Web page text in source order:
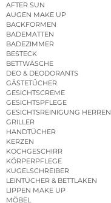
AFTER SUN
AUGEN MAKE UP
BACKFORMEN
BADEMATTEN
BADEZIMMER
BESTECK
BETTWÄSCHE
DEO & DEODORANTS
GÄSTETÜCHER
GESICHTSCREME
GESICHTSPFLEGE
GESICHTSREINIGUNG HERREN
GRILLER
HANDTÜCHER
KERZEN
KOCHGESCHIRR
KÖRPERPFLEGE
KUGELSCHREIBER
LEINTÜCHER & BETTLAKEN
LIPPEN MAKE UP
MÖBEL